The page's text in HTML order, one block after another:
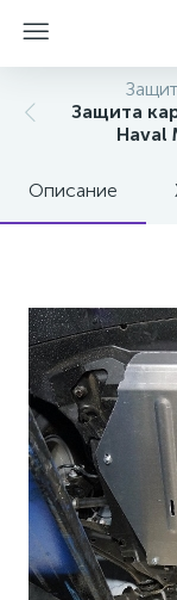
Защита
Haval
Описание